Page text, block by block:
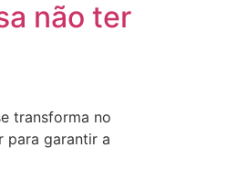
não ter
transforma no
para garantir a